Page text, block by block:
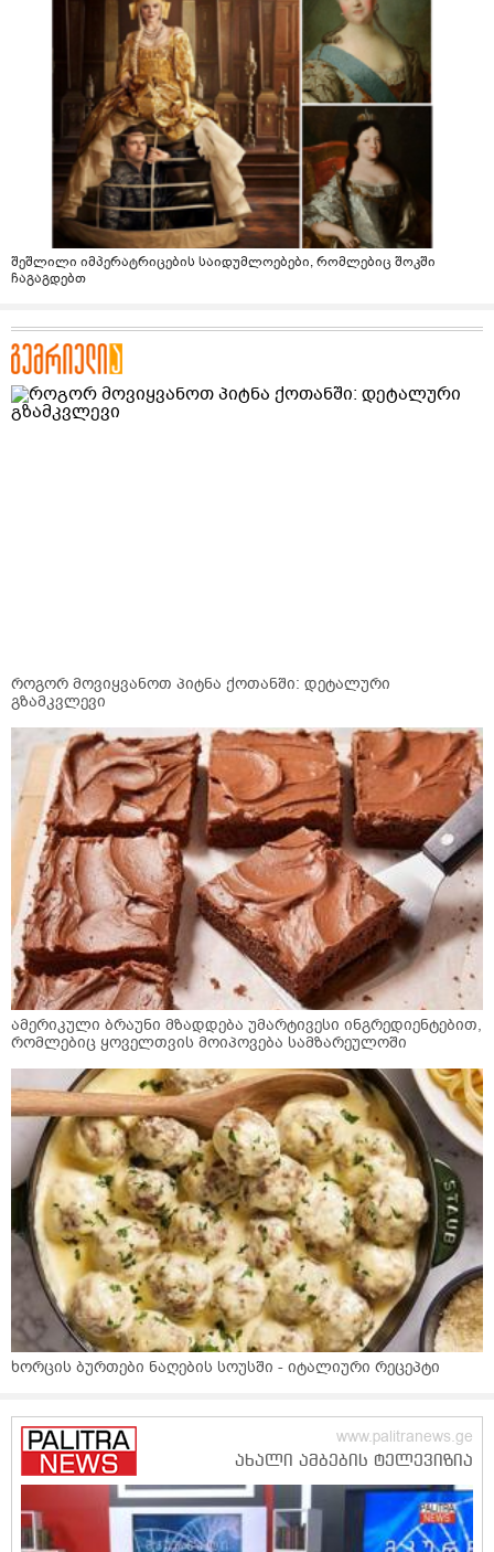
შეშლილი იმპერატრიცების საიდუმლოებები, რომლებიც შოკში
ჩაგაგდებთ
როგორ მოვიყვანოთ პიტნა ქოთანში: დეტალური
გზამკვლევი
ამერიკული ბრაუნი მზადდება უმარტივესი ინგრედიენტებით,
რომლებიც ყოველთვის მოიპოვება სამზარეულოში
ხორცის ბურთები ნაღების სოუსში - იტალიური რეცეპტი